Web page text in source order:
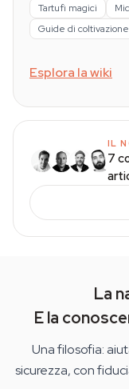
Tartufi magici
Guide di coltivazione
Esplora la wiki
IL
7
La
E la
Una filosofia:
sicurezza, con